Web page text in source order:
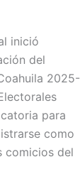
inició
del
2025-
para
como
comicios del